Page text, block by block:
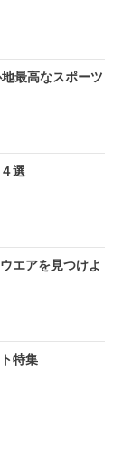
最高なスポーツ
選
エアを見つけよ
特集